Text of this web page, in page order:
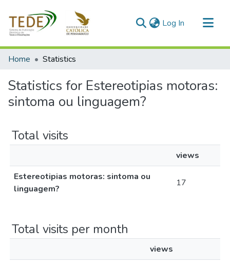
Log In (current)
Communities & Collections
Home Statistics
Statistics for Estereotipias motoras:
sintoma ou linguagem?
Total visits
views
Estereotipias motoras: sintoma ou
linguagem?
17
Total visits per month
views